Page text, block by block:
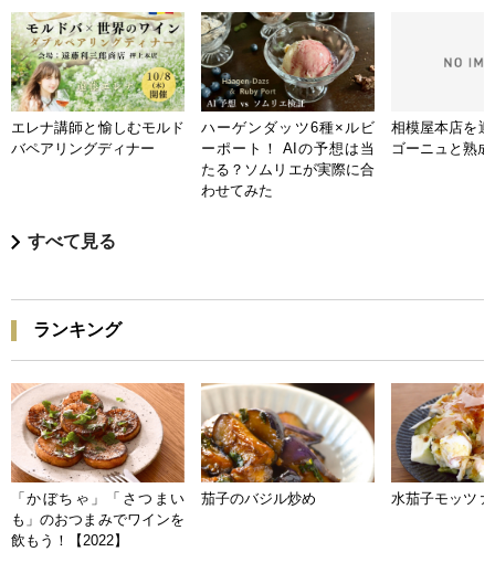
エレナ講師と愉しむモルド
バペアリングディナー
ハーゲンダッツ6種×ルビ
ーポート！ AIの予想は当
たる？ソムリエが実際に合
わせてみた
相模屋本店を
ゴーニュと熟
すべて見る
ランキング
「かぼちゃ」「さつまい
も」のおつまみでワインを
飲もう！【2022】
茄子のバジル炒め 水茄子モッツァ